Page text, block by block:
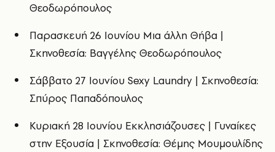
Θεοδωρόπουλος
Παρασκευή 26 Ιουνίου Μια άλλη Θήβα |
Σκηνοθεσία: Βαγγέλης Θεοδωρόπουλος
Σάββατο 27 Ιουνίου Sexy Laundry | Σκηνοθεσία:
Σπύρος Παπαδόπουλος
Κυριακή 28 Ιουνίου Εκκλησιάζουσες | Γυναίκες
στην Εξουσία | Σκηνοθεσία: Θέμης Μουμουλίδης